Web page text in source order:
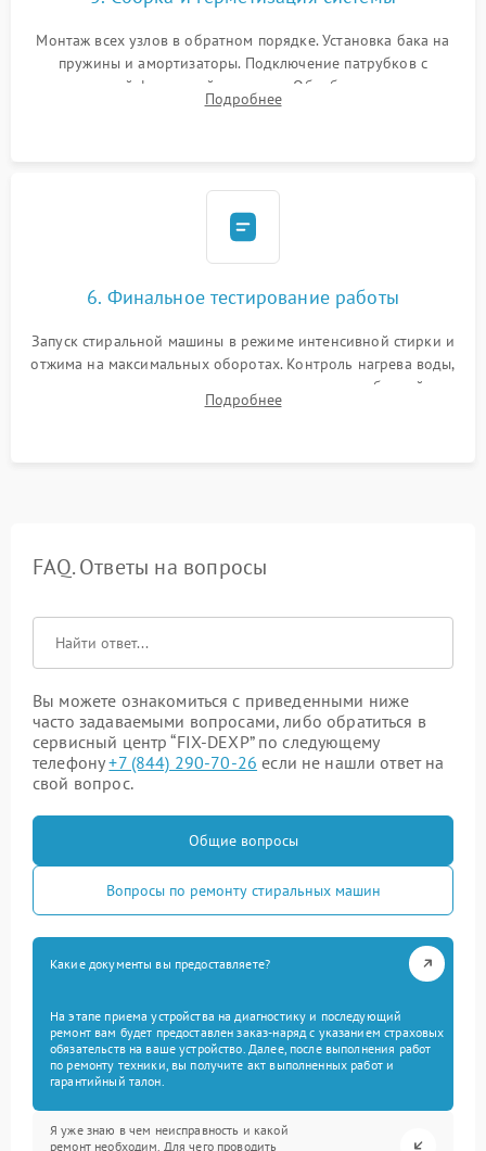
Монтаж всех узлов в обратном порядке. Установка бака на
пружины и амортизаторы. Подключение патрубков с
надежной фиксацией хомутами. Обработка стыков
герметиком для предотвращения возможных протечек воды.
Подробнее
6. Финальное тестирование работы
Запуск стиральной машины в режиме интенсивной стирки и
отжима на максимальных оборотах. Контроль нагрева воды,
корректности слива, отсутствия излишних вибраций,
посторонних стуков и протечек под корпусом.
Подробнее
FAQ. Ответы на вопросы
Вы можете ознакомиться с приведенными ниже
часто задаваемыми вопросами, либо обратиться в
сервисный центр “FIX-DEXP” по следующему
телефону+7 (844) 290-70-26 если не нашли ответ на
свой вопрос.
Общие вопросы
Вопросы по ремонту стиральных машин
Какие документы вы предоставляете?
На этапе приема устройства на диагностику и последующий
ремонт вам будет предоставлен заказ-наряд с указанием страховых
обязательств на ваше устройство. Далее, после выполнения работ
по ремонту техники, вы получите акт выполненных работ и
гарантийный талон.
Я уже знаю в чем неисправность и какой
ремонт необходим. Для чего проводить